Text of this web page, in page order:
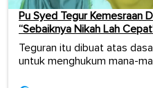
Pu Syed Tegur Kemesraan
“Sebaiknya Nikah Lah
Teguran itu dibuat atas
untuk menghukum mana-